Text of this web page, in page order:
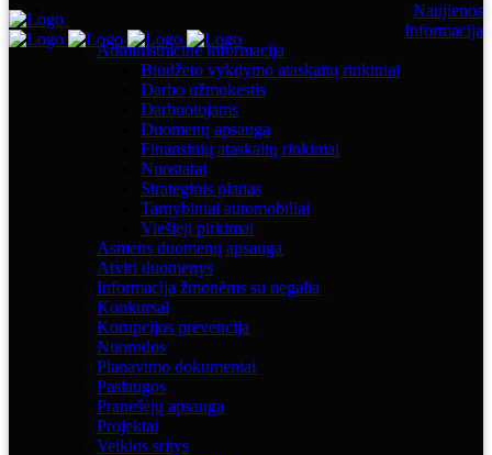
Naujienos
Informacija
Administracinė informacija
Biudžeto vykdymo ataskaitų rinkiniai
Darbo užmokestis
Darbuotojams
Duomenų apsauga
Finansinių ataskaitų rinkiniai
Nuostatai
Strateginis planas
Tarnybiniai automobiliai
Viešieji pirkimai
Asmens duomenų apsauga
Atviri duomenys
Informacija žmonėms su negalia
Konkursai
Korupcijos prevencija
Nuorodos
Planavimo dokumentai
Paslaugos
Pranešėjų apsauga
Projektai
Veiklos sritys